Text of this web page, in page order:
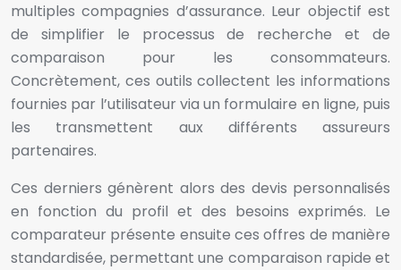
multiples compagnies d’assurance. Leur objectif est
de simplifier le processus de recherche et de
comparaison pour les consommateurs.
Concrètement, ces outils collectent les informations
fournies par l’utilisateur via un formulaire en ligne, puis
les transmettent aux différents assureurs
partenaires.
Ces derniers génèrent alors des devis personnalisés
en fonction du profil et des besoins exprimés. Le
comparateur présente ensuite ces offres de manière
standardisée, permettant une comparaison rapide et